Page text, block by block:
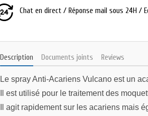
Chat en direct / Réponse mail sous 24H /
Description Documents joints Reviews
Le spray Anti-Acariens Vulcano est un
Il est utilisé pour le traitement des
Il agit rapidement sur les acariens mais